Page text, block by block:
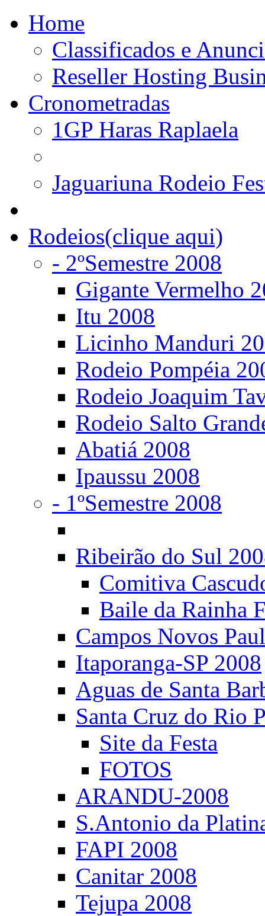
Home
Classificados e
Reseller Hosting
Cronometradas
1GP Haras Raplaela
Jaguariuna Rodeio
Rodeios(clique aqui)
- 2ºSemestre 2008
Gigante Vermelho
Itu 2008
Licinho Manduri
Rodeio Pompéia
Rodeio Joaquim
Rodeio Salto
Abatiá 2008
Ipaussu 2008
- 1ºSemestre 2008
Ribeirão do Sul
Comitiva
Baile da Rainha
Campos Novos
Itaporanga-SP 2008
Aguas de Santa
Santa Cruz do Rio
Site da Festa
FOTOS
ARANDU-2008
S.Antonio da
FAPI 2008
Canitar 2008
Tejupa 2008